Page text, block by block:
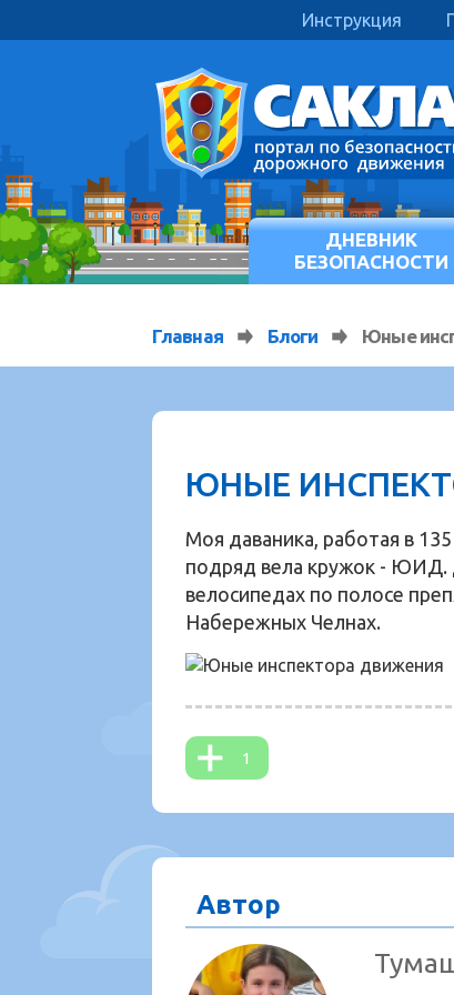
Инструкция
ДНЕВНИК
БЕЗОПАСНОСТИ
Главная Блоги Юные
ЮНЫЕ
Моя даваника, работая в
подряд вела кружок - ЮИД.
велосипедах по полосе
Набережных Челнах.
1
Автор